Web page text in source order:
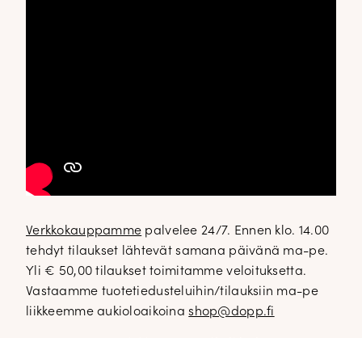
Verkkokauppamme palvelee 24/7. Ennen klo. 14.00
tehdyt tilaukset lähtevät samana päivänä ma-pe.
Yli € 50,00 tilaukset toimitamme veloituksetta.
Vastaamme tuotetiedusteluihin/tilauksiin ma-pe
liikkeemme aukioloaikoinashop@dopp.fi